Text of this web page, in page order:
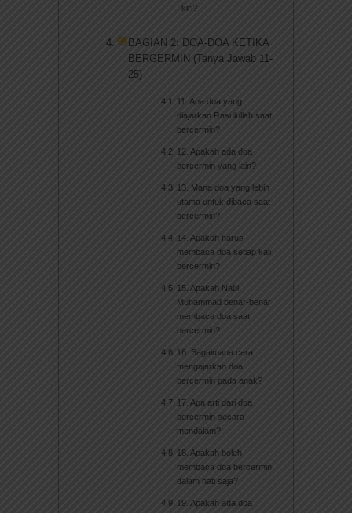
kiri?
BAGIAN 2: DOA-DOA KETIKA
BERGERMIN (Tanya Jawab 11-
25)
11. Apa doa yang
diajarkan Rasulullah saat
bercermin?
12. Apakah ada doa
bercermin yang lain?
13. Mana doa yang lebih
utama untuk dibaca saat
bercermin?
14. Apakah harus
membaca doa setiap kali
bercermin?
15. Apakah Nabi
Muhammad benar-benar
membaca doa saat
bercermin?
16. Bagaimana cara
mengajarkan doa
bercermin pada anak?
17. Apa arti dari doa
bercermin secara
mendalam?
18. Apakah boleh
membaca doa bercermin
dalam hati saja?
19. Apakah ada doa